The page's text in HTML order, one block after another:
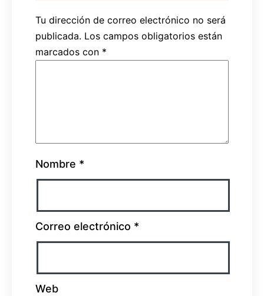
Tu dirección de correo electrónico no será
publicada. Los campos obligatorios están
marcados con *
Nombre *
Correo electrónico *
Web